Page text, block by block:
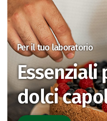
Per il tuo laboratorio
Essenziali
dolci